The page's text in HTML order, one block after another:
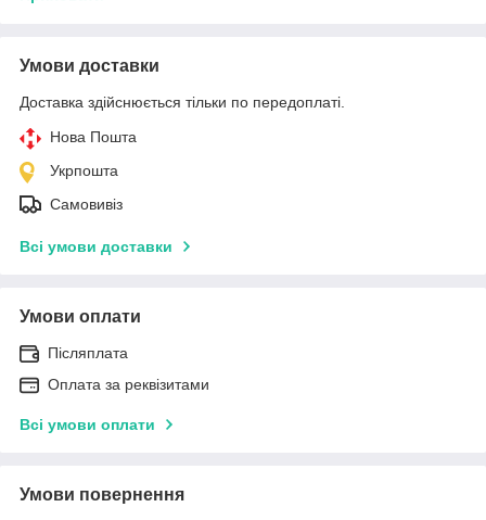
Умови доставки
Доставка здійснюється тільки по передоплаті.
Нова Пошта
Укрпошта
Самовивіз
Всі умови доставки
Умови оплати
Післяплата
Оплата за реквізитами
Всі умови оплати
Умови повернення